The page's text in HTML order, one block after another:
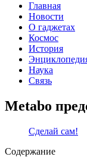
Главная
Новости
О гаджетах
Космос
История
Наука
Связь
Metabo
Сделай сам!
Содержание